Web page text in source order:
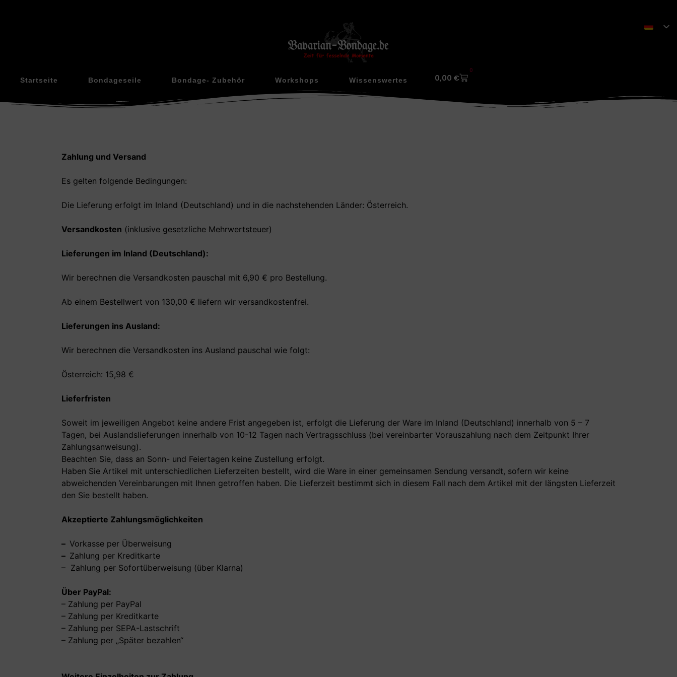
Startseite Bondageseile Bondage- Zubehör Workshops Wissenswertes 0,00 €
0
Zahlung und Versand
Es gelten folgende Bedingungen:
Die Lieferung erfolgt im Inland (Deutschland) und in die nachstehenden Länder: Österreich.
Versandkosten (inklusive gesetzliche Mehrwertsteuer)
Lieferungen im Inland (Deutschland):
Wir berechnen die Versandkosten pauschal mit 6,90 € pro Bestellung.
Ab einem Bestellwert von 130,00 € liefern wir versandkostenfrei.
Lieferungen ins Ausland:
Wir berechnen die Versandkosten ins Ausland pauschal wie folgt:
Österreich: 15,98 €
Lieferfristen
Soweit im jeweiligen Angebot keine andere Frist angegeben ist, erfolgt die Lieferung der Ware im Inland (Deutschland) innerhalb von 5 – 7
Tagen, bei Auslandslieferungen innerhalb von 10-12 Tagen nach Vertragsschluss (bei vereinbarter Vorauszahlung nach dem Zeitpunkt Ihrer
Zahlungsanweisung).
Beachten Sie, dass an Sonn- und Feiertagen keine Zustellung erfolgt.
Haben Sie Artikel mit unterschiedlichen Lieferzeiten bestellt, wird die Ware in einer gemeinsamen Sendung versandt, sofern wir keine
abweichenden Vereinbarungen mit Ihnen getroffen haben. Die Lieferzeit bestimmt sich in diesem Fall nach dem Artikel mit der längsten Lieferzeit
den Sie bestellt haben.
Akzeptierte Zahlungsmöglichkeiten
– Vorkasse per Überweisung
– Zahlung per Kreditkarte
– Zahlung per Sofortüberweisung (über Klarna)
Über PayPal:
– Zahlung per PayPal
– Zahlung per Kreditkarte
– Zahlung per SEPA-Lastschrift
– Zahlung per „Später bezahlen“